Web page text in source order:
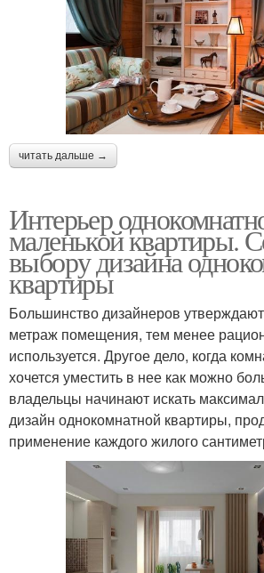
читать дальше →
Интерьер
маленькой квартиры.
выбору дизайна
квартиры
Большинство дизайнеров
метраж помещения, тем менее
используется. Другое дело, когда
хочется уместить в нее как можно
владельцы начинают искать
дизайн однокомнатной квартиры,
применение каждого жилого